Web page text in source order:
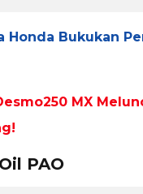
Honda Bukukan
MX
PAO